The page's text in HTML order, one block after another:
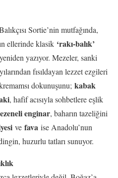
Sortie’nin mutfağında,
ellerinde klasik ‘rakı-balık’
yazıyor. Mezeler, sanki
fısıldayan lezzet ezgileri
dokunuşunu; kabak
, hafif acısıyla sohbetlere eşlik
enginar, baharın tazeliğini
ve fava ise Anadolu’nun
huzurlu tatları sunuyor.